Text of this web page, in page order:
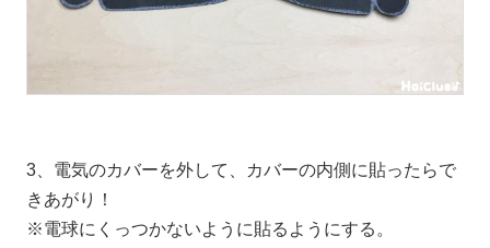
3、電気のカバーを外して、カバーの内側に貼ったらで
きあがり！
※電球にくっつかないように貼るようにする。